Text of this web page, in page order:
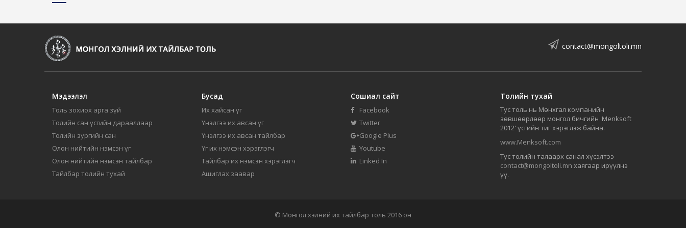
contact@mongoltoli.mn
Мэдээлэл
Толь зохиох арга зүй
Толийн сан үсгийн дарааллаар
Толийн зургийн сан
Олон нийтийн нэмсэн үг
Олон нийтийн нэмсэн тайлбар
Тайлбар толийн тухай
Бусад
Их хайсан үг
Үнэлгээ их авсан үг
Үнэлгээ их авсан тайлбар
Үг их нэмсэн хэрэглэгч
Тайлбар их нэмсэн хэрэглэгч
Ашиглах заавар
Сошиал сайт
Facebook
Twitter
Google Plus
Youtube
Linked In
Толийн тухай
Тус толь нь Мөнхгал компанийн
зөвшөөрлөөр монгол бичгийн 'Menksoft
2012' үсгийн тиг хэрэглэж байна.
www.Menksoft.com
Тус толийн талаарх санал хүсэлтээ
contact@mongoltoli.mn хаягаар ирүүлнэ
үү.
© Монгол хэлний их тайлбар толь 2016 он